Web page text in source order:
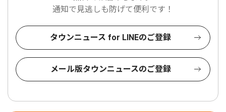
通知で見逃しも防げて便利です！
タウンニュース for LINEのご登録
メール版タウンニュースのご登録